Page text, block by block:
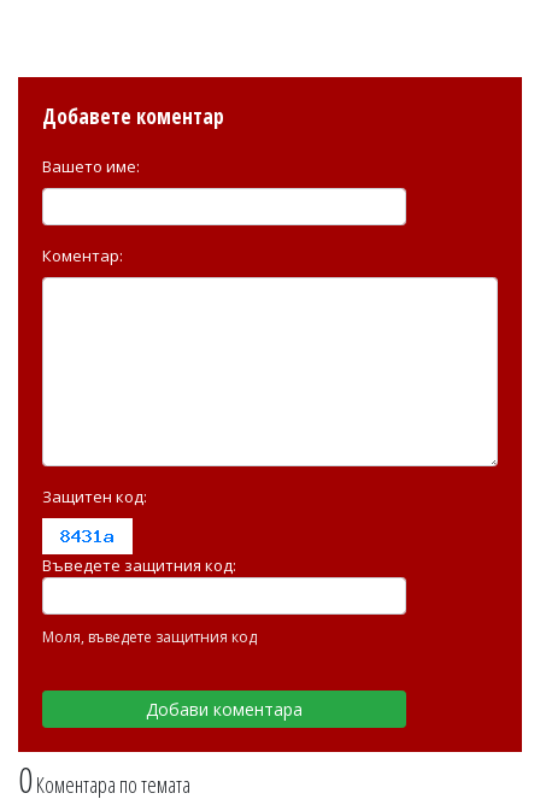
0Коментара по темата
Добавете коментар
Вашето име:
Коментар:
Защитен код:
Въведете защитния код:
Моля, въведете защитния код